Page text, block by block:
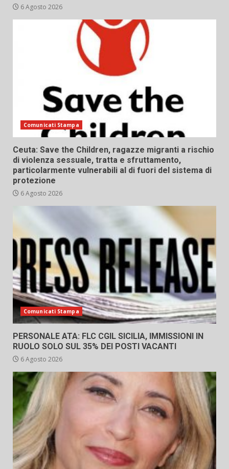
6 Agosto 2026
Comunicati Stampa
Ceuta: Save the Children, ragazze migranti a rischio
di violenza sessuale, tratta e sfruttamento,
particolarmente vulnerabili al di fuori del sistema di
protezione
6 Agosto 2026
Comunicati Stampa
PERSONALE ATA: FLC CGIL SICILIA, IMMISSIONI IN
RUOLO SOLO SUL 35% DEI POSTI VACANTI
6 Agosto 2026